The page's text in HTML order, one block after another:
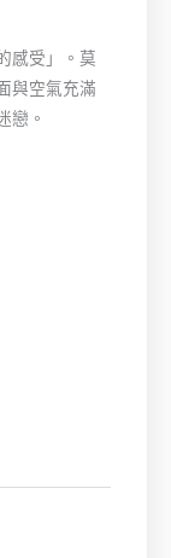
感受」。莫
與空氣充滿
戀。